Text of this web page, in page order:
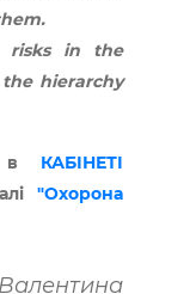
risks in the
hierarchy
в КАБІНЕТІ
"Охорона